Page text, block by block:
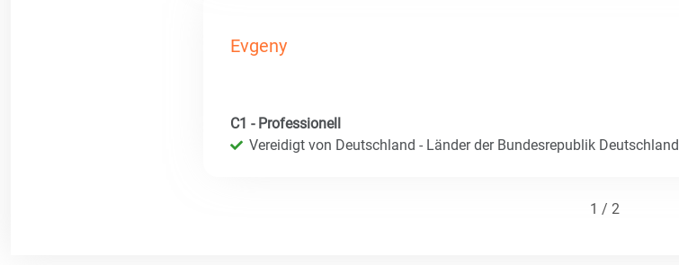
Evgeny
C1 - Professionell
Vereidigt von Deutschland - Länder der Bundesrepublik Deutschland
1 / 2